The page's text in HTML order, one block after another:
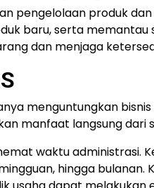
pengelolaan produk
baru, serta memantau
dan menjaga
menguntungkan
manfaat langsung dari
waktu administrasi.
hingga bulanan.